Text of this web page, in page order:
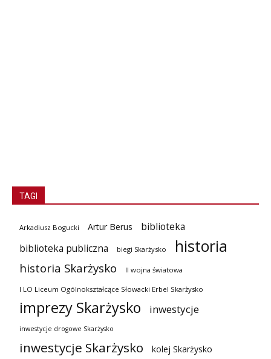
TAGI
Arkadiusz Bogucki Artur Berus
biblioteka
biblioteka publiczna
biegi Skarżysko historia
historia Skarżysko II wojna światowa
I LO Liceum Ogólnokształcące Słowacki Erbel Skarżysko
imprezy Skarżysko inwestycje
inwestycje drogowe Skarżysko
inwestycje Skarżysko kolej Skarżysko